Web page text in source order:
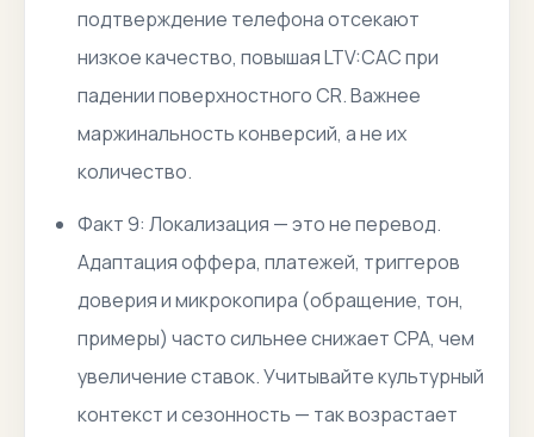
подтверждение телефона отсекают
низкое качество, повышая LTV:CAC при
падении поверхностного CR. Важнее
маржинальность конверсий, а не их
количество.
Факт 9: Локализация — это не перевод.
Адаптация оффера, платежей, триггеров
доверия и микрокопира (обращение, тон,
примеры) часто сильнее снижает CPA, чем
увеличение ставок. Учитывайте культурный
контекст и сезонность — так возрастает